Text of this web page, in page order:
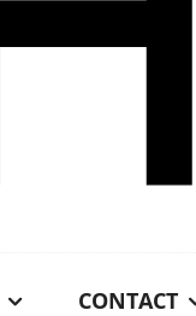
CONTACT